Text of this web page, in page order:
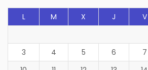
L M X J V
3
4 5 6 7